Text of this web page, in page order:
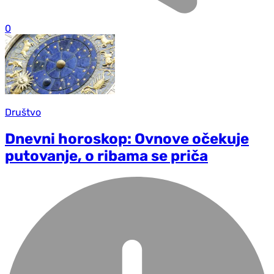
0
Društvo
Dnevni horoskop: Ovnove očekuje
putovanje, o ribama se priča